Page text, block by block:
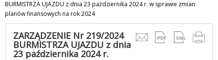
BURMISTRZA UJAZDU z dnia 23 października 2024 r. w sprawie zmian
planów finansowych na rok 2024
ZARZĄDZENIE Nr 219/2024
BURMISTRZA UJAZDU z dnia
23 października 2024 r.